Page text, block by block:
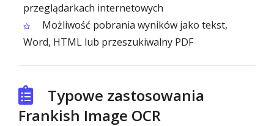
przeglądarkach internetowych
Możliwość pobrania wyników jako tekst,
Word, HTML lub przeszukiwalny PDF
Typowe zastosowania
Frankish Image OCR